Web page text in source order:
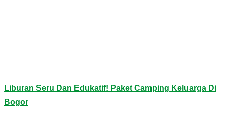
Liburan Seru Dan Edukatif! Paket Camping Keluarga Di
Bogor